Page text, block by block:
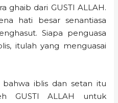
ghaib dari GUSTI ALLAH.
hati besar senantiasa
Siapa penguasa
itulah yang menguasai
bahwa iblis dan setan itu
GUSTI ALLAH untuk